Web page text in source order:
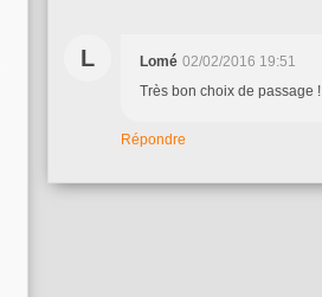
L Lomé 02/02/2016 19:51
Très bon choix de passage !
Répondre